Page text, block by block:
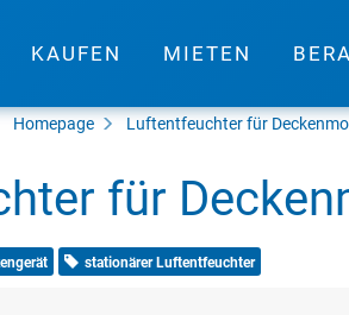
KAUFEN MIETEN
Homepage Luftentfeuchter für
für
stationärer Luftentfeuchter